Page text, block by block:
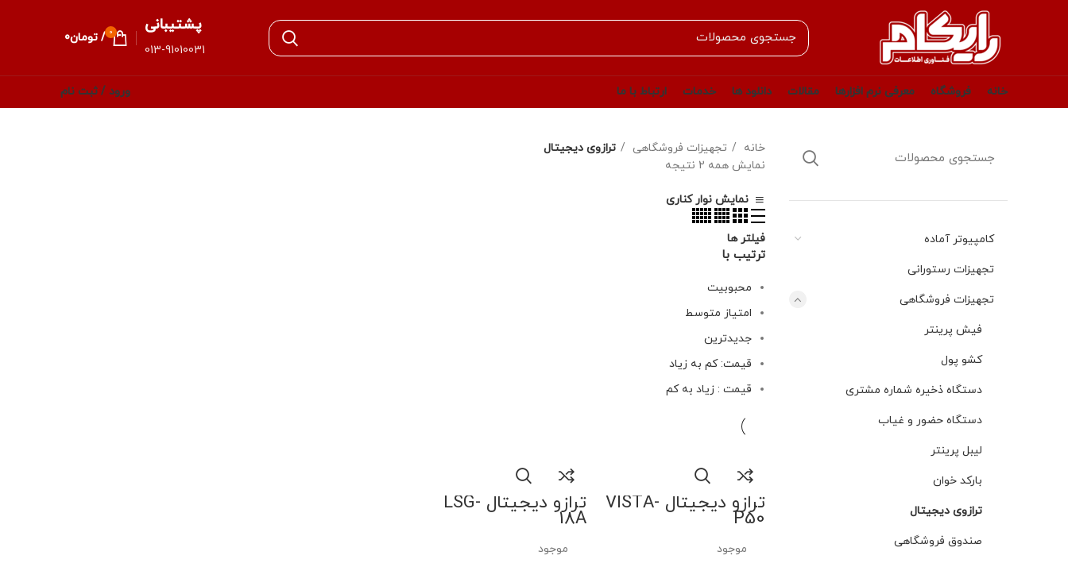
پشتیبانی
013-91010031
0
/ تومان0
خانه فروشگاه معرفی نرم افزارها مقالات دانلود ها خدمات ارتباط با ما ورود / ثبت نام
کامپیوتر آماده
تجهیزات رستورانی
تجهیزات فروشگاهی
فیش پرینتر
کشو پول
دستگاه ذخیره شماره مشتری
دستگاه حضور و غیاب
لیبل پرینتر
بارکد خوان
ترازوی دیجیتال
صندوق فروشگاهی
خانه تجهیزات فروشگاهی
ترازوی دیجیتال
نمایش همه 2 نتیجه
نمایش نوار کناری
فیلتر ها
ترتیب با
محبوبیت
امتیاز متوسط
جدیدترین
قیمت: کم به زیاد
قیمت : زیاد به کم
ترازو دیجیتال VISTA-
P50
موجود
ترازو دیجیتال LSG-
18A
موجود